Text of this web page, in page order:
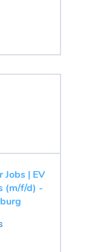
Jobs | EV
(m/f/d) -